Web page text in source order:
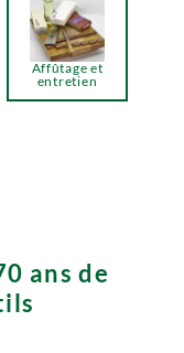
ans de
Affûtage et
entretien